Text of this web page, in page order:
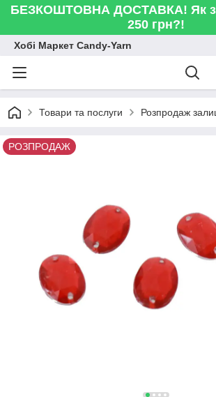
БЕЗКОШТОВНА ДОСТАВКА! Як
250 грн?!
Хобі Маркет Candy-Yarn
Товари та послуги Розпродаж
РОЗПРОДАЖ